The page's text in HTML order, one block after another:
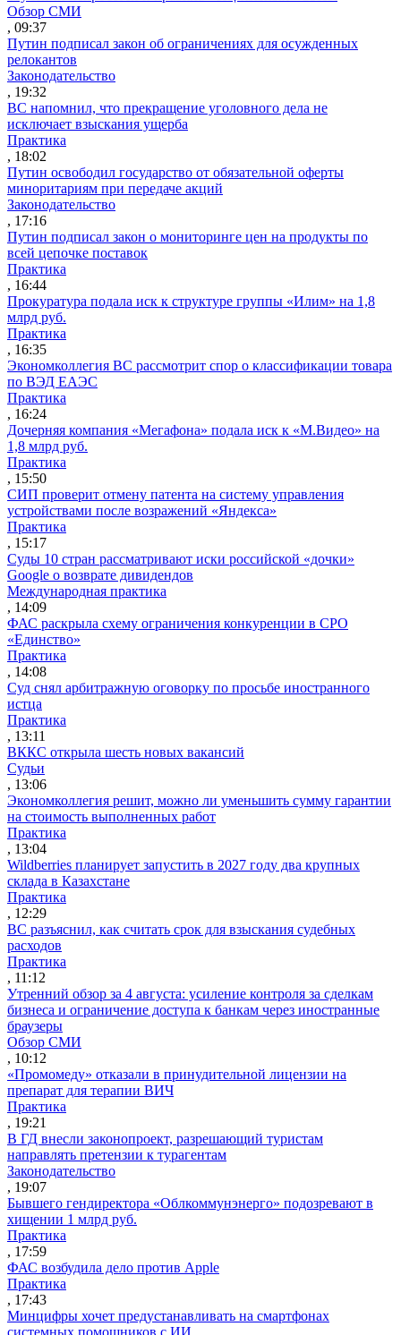
Обзор СМИ
, 09:37
Путин подписал закон об ограничениях для осужденных
релокантов
Законодательство
, 19:32
ВС напомнил, что прекращение уголовного дела не
исключает взыскания ущерба
Практика
, 18:02
Путин освободил государство от обязательной оферты
миноритариям при передаче акций
Законодательство
, 17:16
Путин подписал закон о мониторинге цен на продукты по
всей цепочке поставок
Практика
, 16:44
Прокуратура подала иск к структуре группы «Илим» на 1,8
млрд руб.
Практика
, 16:35
Экономколлегия ВС рассмотрит спор о классификации товара
по ВЭД ЕАЭС
Практика
, 16:24
Дочерняя компания «Мегафона» подала иск к «М.Видео» на
1,8 млрд руб.
Практика
, 15:50
СИП проверит отмену патента на систему управления
устройствами после возражений «Яндекса»
Практика
, 15:17
Суды 10 стран рассматривают иски российской «дочки»
Google о возврате дивидендов
Международная практика
, 14:09
ФАС раскрыла схему ограничения конкуренции в СРО
«Единство»
Практика
, 14:08
Суд снял арбитражную оговорку по просьбе иностранного
истца
Практика
, 13:11
ВККС открыла шесть новых вакансий
Судьи
, 13:06
Экономколлегия решит, можно ли уменьшить сумму гарантии
на стоимость выполненных работ
Практика
, 13:04
Wildberries планирует запустить в 2027 году два крупных
склада в Казахстане
Практика
, 12:29
ВС разъяснил, как считать срок для взыскания судебных
расходов
Практика
, 11:12
Утренний обзор за 4 августа: усиление контроля за сделкам
бизнеса и ограничение доступа к банкам через иностранные
браузеры
Обзор СМИ
, 10:12
«Промомеду» отказали в принудительной лицензии на
препарат для терапии ВИЧ
Практика
, 19:21
В ГД внесли законопроект, разрешающий туристам
направлять претензии к турагентам
Законодательство
, 19:07
Бывшего гендиректора «Облкоммунэнерго» подозревают в
хищении 1 млрд руб.
Практика
, 17:59
ФАС возбудила дело против Apple
Практика
, 17:43
Минцифры хочет предустанавливать на смартфонах
системных помощников с ИИ